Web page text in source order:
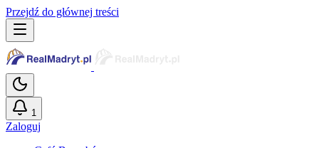
Przejdź do głównej treści
1
Zaloguj